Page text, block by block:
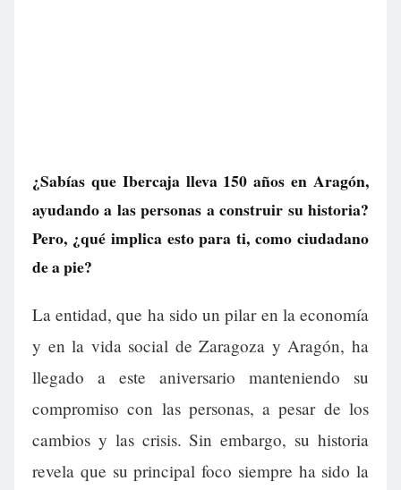
¿Sabías que Ibercaja lleva 150 años en Aragón,
ayudando a las personas a construir su historia?
Pero, ¿qué implica esto para ti, como ciudadano
de a pie?
La entidad, que ha sido un pilar en la economía
y en la vida social de Zaragoza y Aragón, ha
llegado a este aniversario manteniendo su
compromiso con las personas, a pesar de los
cambios y las crisis. Sin embargo, su historia
revela que su principal foco siempre ha sido la